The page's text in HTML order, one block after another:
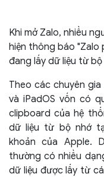
Khi mở Zalo, nhiều
hiện thông báo "Zalo
đang lấy dữ liệu từ
Theo các chuyên
và iPadOS vốn có
clipboard của hệ
dữ liệu từ bộ nhớ
khoản của Apple.
thường có nhiều
dữ liệu được lấy từ